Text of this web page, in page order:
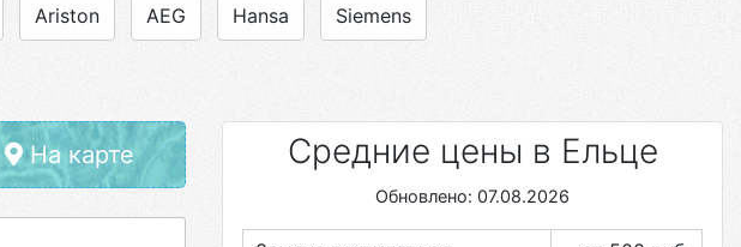
Ariston AEG Hansa Siemens
На карте Средние цены в Ельце
Обновлено: 07.08.2026